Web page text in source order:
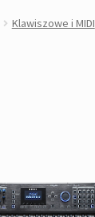
Klawiszowe i MIDI